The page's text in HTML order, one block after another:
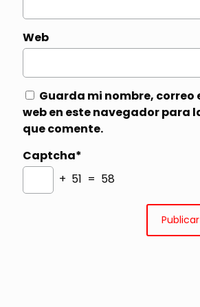
Web
Guarda mi nombre, correo
web en este navegador para
que comente.
Captcha*
+ 51 = 58